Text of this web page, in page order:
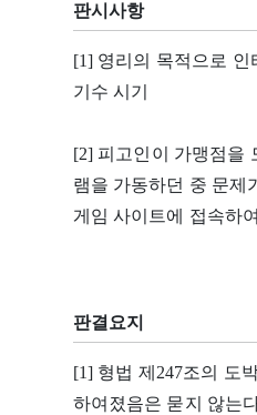
판시사항
[1] 영리의 목적으로 인
기수 시기
[2] 피고인이 가맹점을
램을 가동하던 중 문제
게임 사이트에 접속하
판결요지
[1] 형법 제247조의 도
하여졌음은 묻지 않는